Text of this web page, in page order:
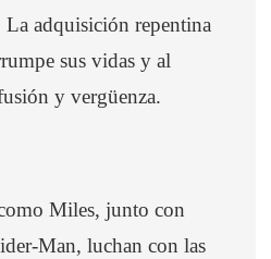
adquisición repentina
sus vidas y al
y vergüenza.
Miles, junto con
Man, luchan con las